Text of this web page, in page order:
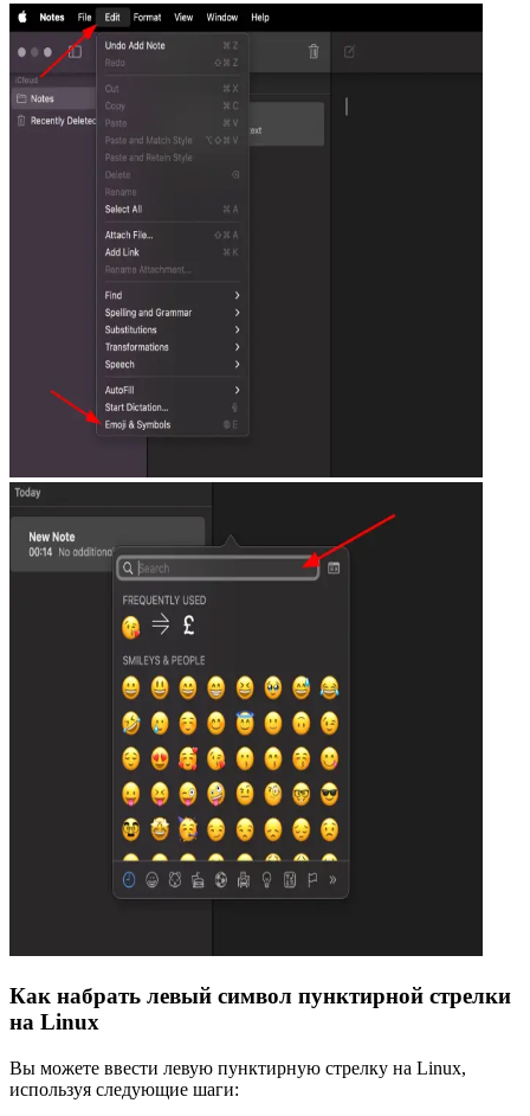
Как набрать левый символ пунктирной стрелки
на Linux
Вы можете ввести левую пунктирную стрелку на Linux,
используя следующие шаги: